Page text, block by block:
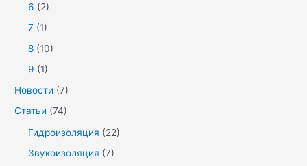
6 (2)
7 (1)
8 (10)
9 (1)
Новости (7)
Статьи (74)
Гидроизоляция (22)
Звукоизоляция (7)